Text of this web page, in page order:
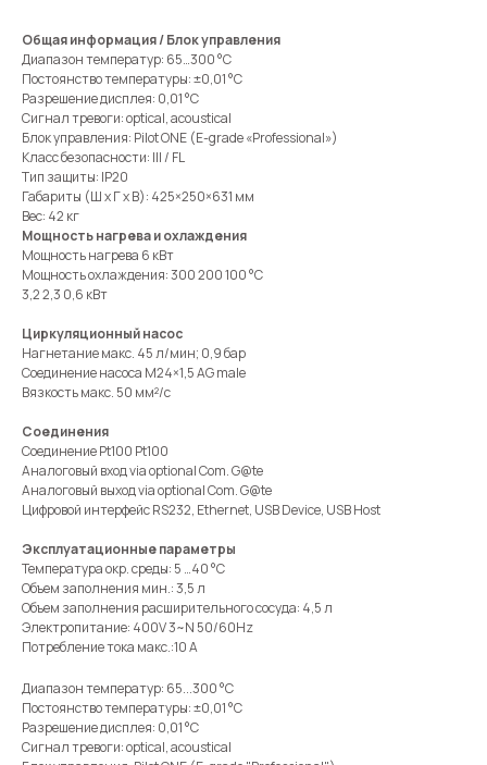
Общая информация / Блок управления
Диапазон температур: 65…300 °C
Постоянство температуры: ±0,01 °C
Разрешение дисплея: 0,01 °C
Сигнал тревоги: optical, acoustical
Блок управления: Pilot ONE (E-grade «Professional»)
Класс безопасности: III / FL
Тип защиты: IP20
Габариты (Ш х Г х В): 425×250×631 мм
Вес: 42 кг
Мощность нагрева и охлаждения
Мощность нагрева 6 кВт
Мощность охлаждения: 300 200 100 °C
3,2 2,3 0,6 кВт
Циркуляционный насос
Нагнетание макс. 45 л/мин; 0,9 бар
Соединение насоса M24×1,5 AG male
Вязкость макс. 50 мм²/с
Соединения
Соединение Pt100 Pt100
Аналоговый вход via optional Com. G@te
Аналоговый выход via optional Com. G@te
Цифровой интерфейс RS232, Ethernet, USB Device, USB Host
Эксплуатационные параметры
Температура окр. среды: 5 …40 °C
Объем заполнения мин.: 3,5 л
Объем заполнения расширительного сосуда: 4,5 л
Электропитание: 400V 3~N 50/60Hz
Потребление тока макс.:10 A
Диапазон температур: 65...300 °C
Постоянство температуры: ±0,01 °C
Разрешение дисплея: 0,01 °C
Сигнал тревоги: optical, acoustical